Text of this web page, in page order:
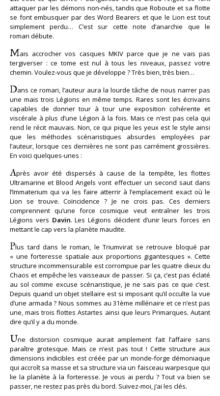
attaquer par les démons non-nés, tandis que Roboute et sa flotte
se font embusquer par des Word Bearers et que le Lion est tout
simplement perdu… C’est sur cette note d’anarchie que le
roman débute.
Mais accrocher vos casques MKIV parce que je ne vais pas
tergiverser : ce tome est nul à tous les niveaux, passez votre
chemin. Voulez-vous que je développe ? Très bien, très bien…
Dans ce roman, l’auteur aura la lourde tâche de nous narrer pas
une mais trois Légions en même temps. Rares sont les écrivains
capables de donner tour à tour une exposition cohérente et
viscérale à plus d’une Légion à la fois. Mais ce n’est pas cela qui
rend le récit mauvais. Non, ce qui pique les yeux est le style ainsi
que les méthodes scénaristiques absurdes employées par
l’auteur, lorsque ces dernières ne sont pas carrément grossières.
En voici quelques-unes :
Après avoir été dispersés à cause de la tempête, les flottes
Ultramarine et Blood Angels vont effectuer un second saut dans
l’Immaterium qui va les faire atterrir à l’emplacement exact où le
Lion se trouve. Coïncidence ? Je ne crois pas. Ces derniers
comprennent qu’une force cosmique veut entraîner les trois
Légions vers Davin. Les Légions décident d’unir leurs forces en
mettant le cap vers la planète maudite.
Plus tard dans le roman, le Triumvirat se retrouve bloqué par
« une forteresse spatiale aux proportions gigantesques ». Cette
structure incommensurable est corrompue par les quatre dieux du
Chaos et empêche les vaisseaux de passer. Si ça, c’est pas éclaté
au sol comme excuse scénaristique, je ne sais pas ce que c’est.
Depuis quand un objet stellaire est si imposant qu’il occulte la vue
d’une armada ? Nous sommes au 31ème millénaire et ce n’est pas
une, mais trois flottes Astartes ainsi que leurs Primarques. Autant
dire qu’il y a du monde.
Une distorsion cosmique aurait amplement fait l’affaire sans
paraître grotesque. Mais ce n’est pas tout ! Cette structure aux
dimensions indicibles est créée par un monde-forge démoniaque
qui accroît sa masse et sa structure via un faisceau warpesque qui
lie la planète à la forteresse. Je vous ai perdu ? Tout va bien se
passer, ne restez pas près du bord. Suivez-moi, j’ai les clés.